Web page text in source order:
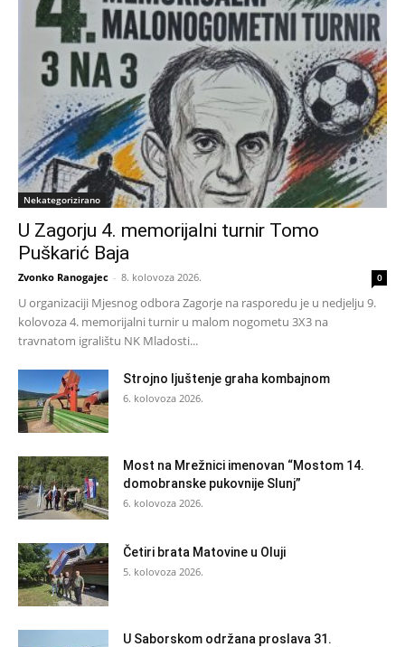
Nekategorizirano
U Zagorju 4. memorijalni turnir Tomo
Puškarić Baja
Zvonko Ranogajec - 8. kolovoza 2026. 0
U organizaciji Mjesnog odbora Zagorje na rasporedu je u nedjelju 9.
kolovoza 4. memorijalni turnir u malom nogometu 3X3 na
travnatom igralištu NK Mladosti...
Strojno ljuštenje graha kombajnom
6. kolovoza 2026.
Most na Mrežnici imenovan “Mostom 14.
domobranske pukovnije Slunj”
6. kolovoza 2026.
Četiri brata Matovine u Oluji
5. kolovoza 2026.
U Saborskom održana proslava 31.